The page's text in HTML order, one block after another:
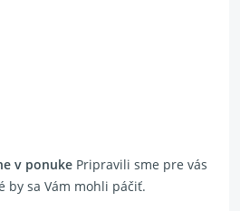
v ponuke Pripravili sme pre vás
by sa Vám mohli páčiť.